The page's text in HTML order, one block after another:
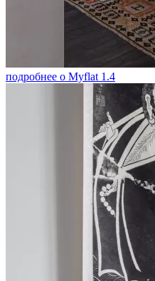
подробнее о Myflat 1.4